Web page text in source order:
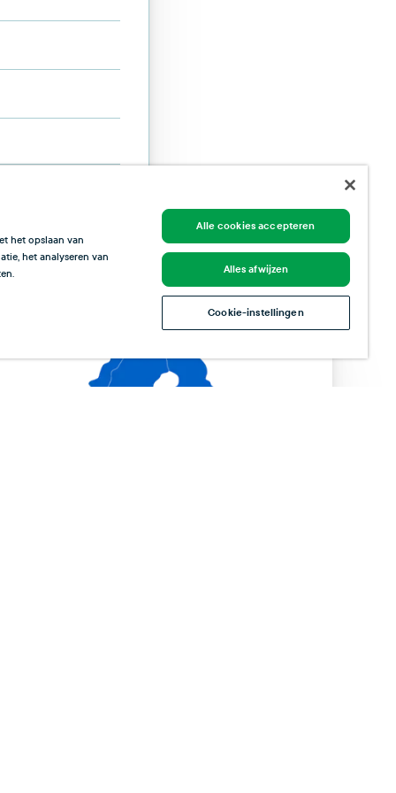
het opslaan van
het analyseren van
Alle cookies accepteren
Alles afwijzen
Cookie-instellingen